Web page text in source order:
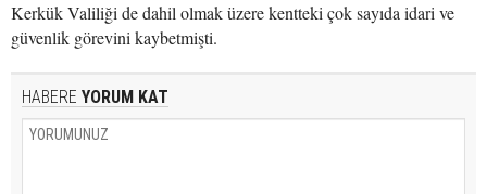
Kerkük Valiliği de dahil olmak üzere kentteki çok sayıda idari ve
güvenlik görevini kaybetmişti.
HABERE YORUM KAT